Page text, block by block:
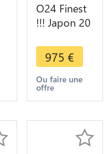
O24 Finest
!!! Japon 20
Mutsuhito
1874 PCGS
MS66 Silver
- Make
975 €
Ou faire une
offre